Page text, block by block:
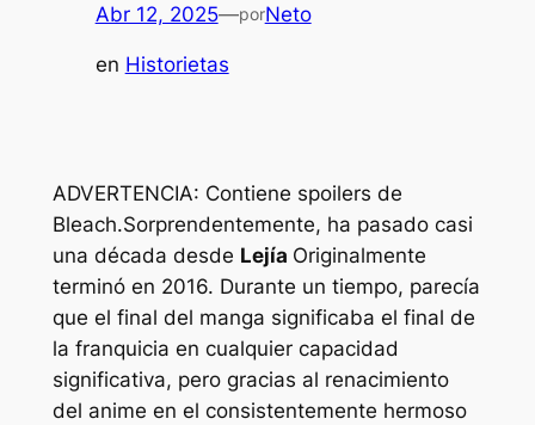
Abr 12, 2025—porNeto
en Historietas
ADVERTENCIA: Contiene spoilers de
Bleach.Sorprendentemente, ha pasado casi
una década desde Lejía Originalmente
terminó en 2016. Durante un tiempo, parecía
que el final del manga significaba el final de
la franquicia en cualquier capacidad
significativa, pero gracias al renacimiento
del anime en el consistentemente hermoso